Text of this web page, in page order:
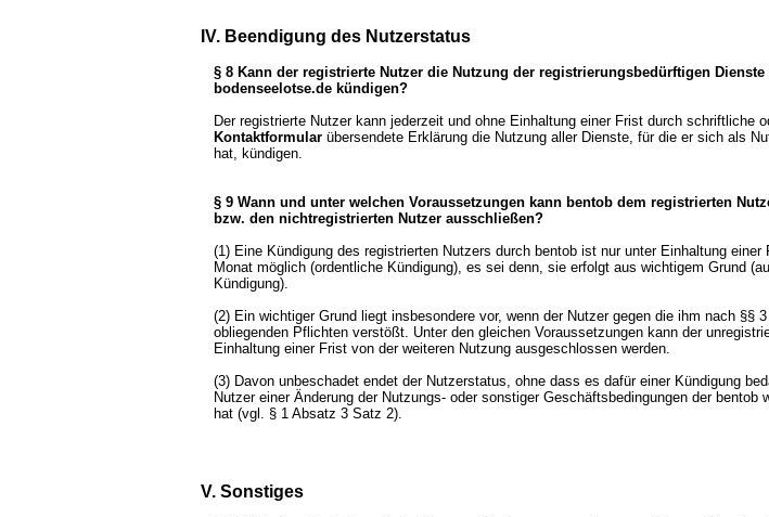
IV. Beendigung des Nutzerstatus
§ 8 Kann der registrierte Nutzer die Nutzung der registrierungsbedürftigen Dienste
bodenseelotse.de kündigen?
Der registrierte Nutzer kann jederzeit und ohne Einhaltung einer Frist durch schriftliche
Kontaktformular übersendete Erklärung die Nutzung aller Dienste, für die er sich als
hat, kündigen.
§ 9 Wann und unter welchen Voraussetzungen kann bentob dem registrierten
bzw. den nichtregistrierten Nutzer ausschließen?
(1) Eine Kündigung des registrierten Nutzers durch bentob ist nur unter Einhaltung einer
Monat möglich (ordentliche Kündigung), es sei denn, sie erfolgt aus wichtigem Grund
Kündigung).
(2) Ein wichtiger Grund liegt insbesondere vor, wenn der Nutzer gegen die ihm nach §§
obliegenden Pflichten verstößt. Unter den gleichen Voraussetzungen kann der
Einhaltung einer Frist von der weiteren Nutzung ausgeschlossen werden.
(3) Davon unbeschadet endet der Nutzerstatus, ohne dass es dafür einer Kündigung
Nutzer einer Änderung der Nutzungs- oder sonstiger Geschäftsbedingungen der bentob
hat (vgl. § 1 Absatz 3 Satz 2).
V. Sonstiges